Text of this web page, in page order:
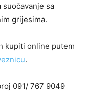
suočavanje sa
grijesima.
kupiti online putem
.
091/ 767 9049